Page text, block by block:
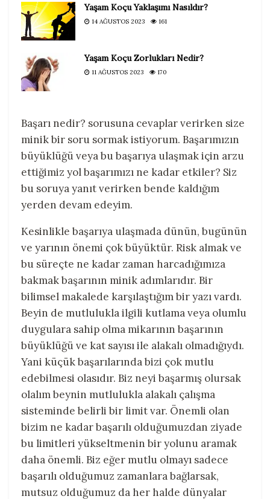
Yaşam Koçu Yaklaşımı Nasıldır?
14 AĞUSTOS 2023 161
Yaşam Koçu Zorlukları Nedir?
11 AĞUSTOS 2023 170
Başarı nedir? sorusuna cevaplar verirken size
minik bir soru sormak istiyorum. Başarımızın
büyüklüğü veya bu başarıya ulaşmak için arzu
ettiğimiz yol başarımızı ne kadar etkiler? Siz
bu soruya yanıt verirken bende kaldığım
yerden devam edeyim.
Kesinlikle başarıya ulaşmada dünün, bugünün
ve yarının önemi çok büyüktür. Risk almak ve
bu süreçte ne kadar zaman harcadığımıza
bakmak başarının minik adımlarıdır. Bir
bilimsel makalede karşılaştığım bir yazı vardı.
Beyin de mutlulukla ilgili kutlama veya olumlu
duygulara sahip olma mikarının başarının
büyüklüğü ve kat sayısı ile alakalı olmadığıydı.
Yani küçük başarılarında bizi çok mutlu
edebilmesi olasıdır. Biz neyi başarmış olursak
olalım beynin mutlulukla alakalı çalışma
sisteminde belirli bir limit var. Önemli olan
bizim ne kadar başarılı olduğumuzdan ziyade
bu limitleri yükseltmenin bir yolunu aramak
daha önemli. Biz eğer mutlu olmayı sadece
başarılı olduğumuz zamanlara bağlarsak,
mutsuz olduğumuz da her halde dünyalar